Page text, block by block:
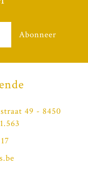
Abonneer
49 - 8450